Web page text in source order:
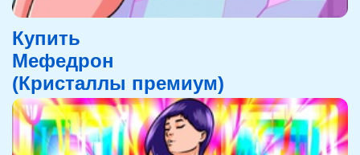
Купить
Мефедрон
(Кристаллы премиум)